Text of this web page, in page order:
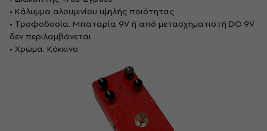
• Κάλυμμα αλουμινίου υψηλής ποιότητας
• Τροφοδοσία: Μπαταρία 9V ή από μετασχηματιστή DC 9V
δεν περιλαμβάνεται
• Χρώμα: Κόκκινο.